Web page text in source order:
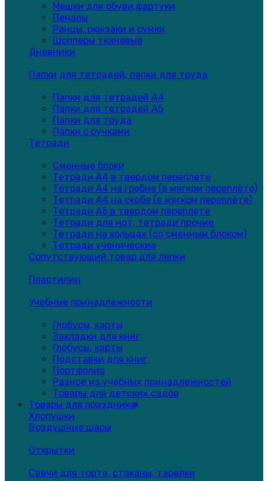
Мешки для обуви,фартуки
Пеналы
Ранцы, рюкзаки и сумки
Шопперы тканевые
Дневники
Папки для тетрадей, папки для труда
Папки для тетрадей А4
Папки для тетрадей А5
Папки для труда
Папки с ручками
Тетради
Сменные блоки
Тетради А4 в твердом переплете
Тетради А4 на гребне (в мягком переплёте)
Тетради А4 на скобе (в мягком переплёте)
Тетради А5 в твердом переплете
Тетради для нот, тетради прочие
Тетради на кольцах (со сменным блоком)
Тетради ученические
Сопутствующий товар для лепки
Пластилин
Учебные принадлежности
Глобусы, карты
Закладки для книг
Глобусы, карты
Подставки для книг
Портфолио
Разное из учебных принадлежностей
Товары для детских садов
Товары для праздника
Хлопушки
Воздушные шары
Открытки
Свечи для торта, стаканы, тарелки